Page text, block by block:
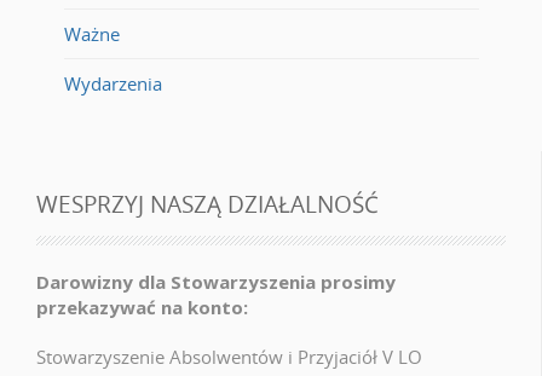
Ważne
Wydarzenia
WESPRZYJ NASZĄ DZIAŁALNOŚĆ
Darowizny dla Stowarzyszenia prosimy
przekazywać na konto:
Stowarzyszenie Absolwentów i Przyjaciół V LO